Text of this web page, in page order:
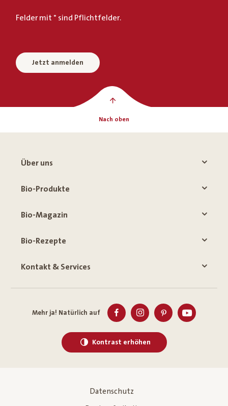
Felder mit * sind Pflichtfelder.
Jetzt anmelden
Nach oben
Über uns
Bio-Produkte
Bio-Magazin
Bio-Rezepte
Kontakt & Services
Mehr ja! Natürlich auf
Kontrast erhöhen
Datenschutz